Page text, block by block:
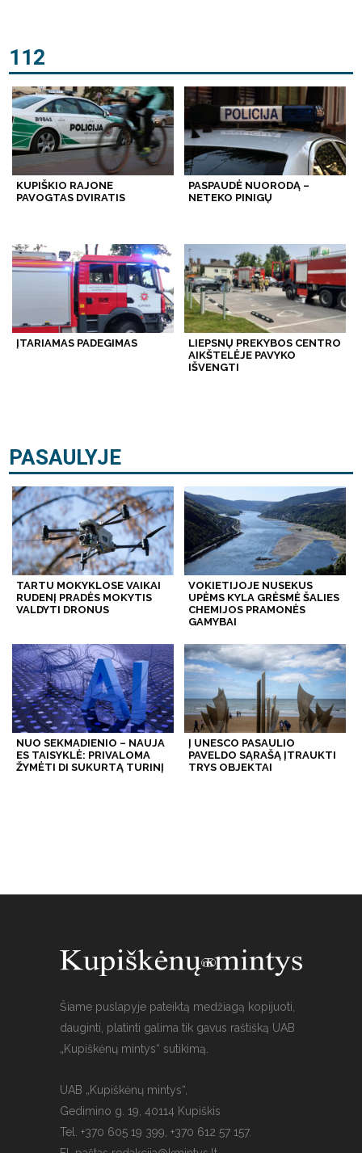
112
KUPIŠKIO RAJONE
PAVOGTAS DVIRATIS
PASPAUDĖ NUORODĄ –
NETEKO PINIGŲ
ĮTARIAMAS PADEGIMAS
LIEPSNŲ PREKYBOS CENTRO
AIKŠTELĖJE PAVYKO
IŠVENGTI
PASAULYJE
TARTU MOKYKLOSE VAIKAI
RUDENĮ PRADĖS MOKYTIS
VALDYTI DRONUS
VOKIETIJOJE NUSEKUS
UPĖMS KYLA GRĖSMĖ ŠALIES
CHEMIJOS PRAMONĖS
GAMYBAI
NUO SEKMADIENIO – NAUJA
ES TAISYKLĖ: PRIVALOMA
ŽYMĖTI DI SUKURTĄ TURINĮ
Į UNESCO PASAULIO
PAVELDO SĄRAŠĄ ĮTRAUKTI
TRYS OBJEKTAI
Šiame puslapyje pateiktą medžiagą kopijuoti,
dauginti, platinti galima tik gavus raštišką UAB
„Kupiškėnų mintys“ sutikimą.
UAB „Kupiškėnų mintys“,
Gedimino g. 19, 40114 Kupiškis
Tel. +370 605 19 399, +370 612 57 157.